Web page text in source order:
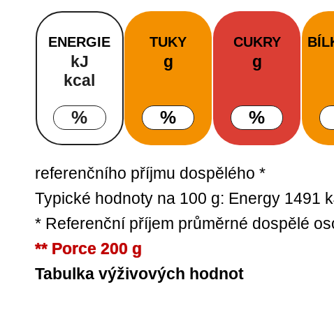
ENERGIE
kJ
kcal
%
TUKY
g
%
CUKRY
g
%
referenčního příjmu dospělého *
Typické hodnoty na 100 g: Energy 1491
* Referenční příjem průměrné dospělé
** Porce 200 g
Tabulka výživových hodnot